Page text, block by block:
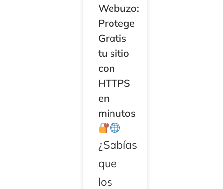
Webuzo:
Protege
Gratis
tu sitio
con
HTTPS
en
minutos
¿Sabías
que
los